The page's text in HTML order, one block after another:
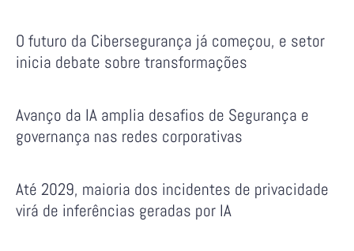
O futuro da Cibersegurança já começou, e setor
inicia debate sobre transformações
Avanço da IA amplia desafios de Segurança e
governança nas redes corporativas
Até 2029, maioria dos incidentes de privacidade
virá de inferências geradas por IA